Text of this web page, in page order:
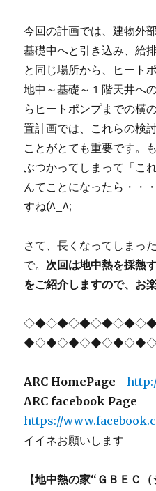
今回の計画では、建物外
基礎中へと引き込み、給
と同じ場所から、ヒート
地中～基礎～１階天井へ
らヒートポンプまでの横
置計画では、これらの検
ことがとても重要です。
ぶつかってしまって「こ
んてことになったら・・
すね(^_^;
さて、長くなってしまっ
で。 次回は地中熱を採熱
をご紹介しますので、お
ARC HomePage
ARC facebook Page
https://
イイネお願いします
【地中熱の家“ＧＢＥＣ